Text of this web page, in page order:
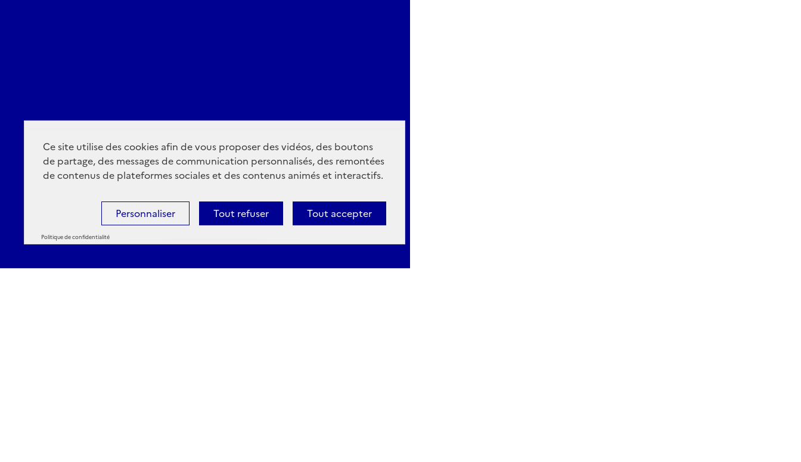
Ce site utilise des cookies afin de vous proposer des vidéos, des boutons
de partage, des messages de communication personnalisés, des remontées
de contenus de plateformes sociales et des contenus animés et interactifs.
Tout accepter
Tout refuser
Personnaliser
Politique de confidentialité